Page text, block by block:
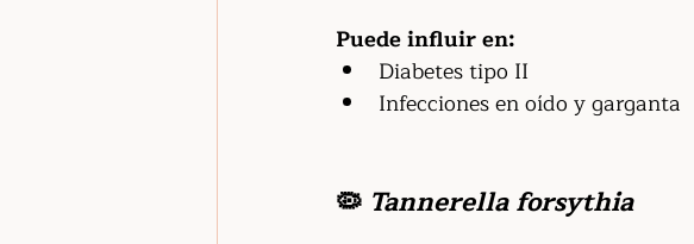
Puede influir en:
Diabetes tipo II
Infecciones en oído y garganta
🦠 Tannerella forsythia